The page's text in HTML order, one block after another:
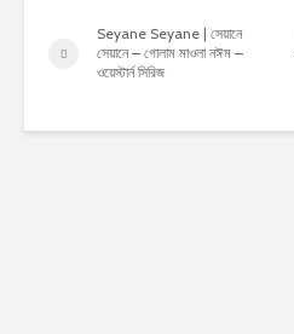
Seyane Seyane | সেয়ানে
সেয়ানে – গোলাম মাওলা নঈম –
ওয়েস্টার্ন সিরিজ